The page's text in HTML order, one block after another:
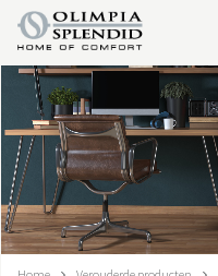
NEDERLANDSE
HOME
KLIMAATREGELING
VERWARMING